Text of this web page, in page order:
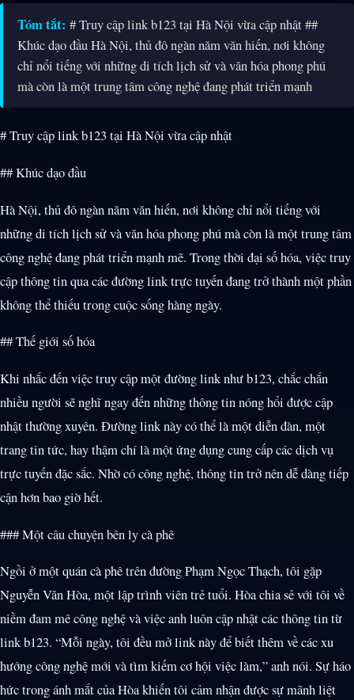
Tóm tắt: # Truy cập link b123 tại Hà Nội vừa cập nhật ##
Khúc dạo đầu Hà Nội, thủ đô ngàn năm văn hiến, nơi không
chỉ nổi tiếng với những di tích lịch sử và văn hóa phong phú
mà còn là một trung tâm công nghệ đang phát triển mạnh
# Truy cập link b123 tại Hà Nội vừa cập nhật
## Khúc dạo đầu
Hà Nội, thủ đô ngàn năm văn hiến, nơi không chỉ nổi tiếng với
những di tích lịch sử và văn hóa phong phú mà còn là một trung tâm
công nghệ đang phát triển mạnh mẽ. Trong thời đại số hóa, việc truy
cập thông tin qua các đường link trực tuyến đang trở thành một phần
không thể thiếu trong cuộc sống hàng ngày.
## Thế giới số hóa
Khi nhắc đến việc truy cập một đường link như b123, chắc chắn
nhiều người sẽ nghĩ ngay đến những thông tin nóng hổi được cập
nhật thường xuyên. Đường link này có thể là một diễn đàn, một
trang tin tức, hay thậm chí là một ứng dụng cung cấp các dịch vụ
trực tuyến đặc sắc. Nhờ có công nghệ, thông tin trở nên dễ dàng tiếp
cận hơn bao giờ hết.
### Một câu chuyện bên ly cà phê
Ngồi ở một quán cà phê trên đường Phạm Ngọc Thạch, tôi gặp
Nguyễn Văn Hòa, một lập trình viên trẻ tuổi. Hòa chia sẻ với tôi về
niềm đam mê công nghệ và việc anh luôn cập nhật các thông tin từ
link b123. “Mỗi ngày, tôi đều mở link này để biết thêm về các xu
hướng công nghệ mới và tìm kiếm cơ hội việc làm,” anh nói. Sự háo
hức trong ánh mắt của Hòa khiến tôi cảm nhận được sự mãnh liệt